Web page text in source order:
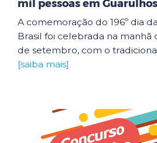
mil pessoas em Guarulhos
A comemoração do 196º dia
Brasil foi celebrada na manhã
de setembro, com o
[saiba mais]